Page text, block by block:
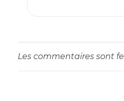
Les commentaires sont